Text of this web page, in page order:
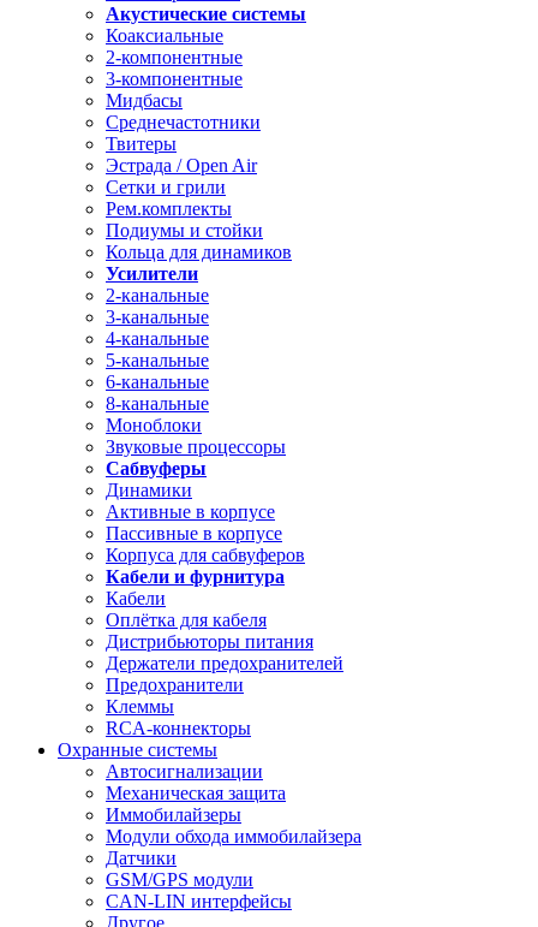
Акустические системы
Коаксиальные
2-компонентные
3-компонентные
Мидбасы
Среднечастотники
Твитеры
Эстрада / Open Air
Сетки и грили
Рем.комплекты
Подиумы и стойки
Кольца для динамиков
Усилители
2-канальные
3-канальные
4-канальные
5-канальные
6-канальные
8-канальные
Моноблоки
Звуковые процессоры
Сабвуферы
Динамики
Активные в корпусе
Пассивные в корпусе
Корпуса для сабвуферов
Кабели и фурнитура
Кабели
Оплётка для кабеля
Дистрибьюторы питания
Держатели предохранителей
Предохранители
Клеммы
RCA-коннекторы
Охранные системы
Автосигнализации
Механическая защита
Иммобилайзеры
Модули обхода иммобилайзера
Датчики
GSM/GPS модули
CAN-LIN интерфейсы
Другое